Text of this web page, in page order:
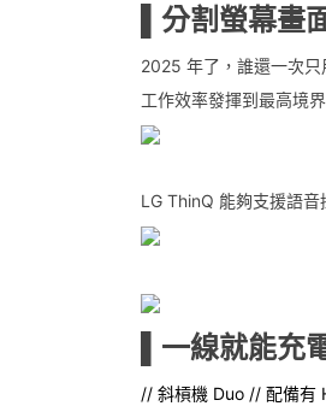
▌分割螢幕畫
2025 年了，誰還一次只
工作效率發揮到最高境界
LG ThinQ 能夠支援語
▌一線就能充
// 斜槓機 Duo // 配備有